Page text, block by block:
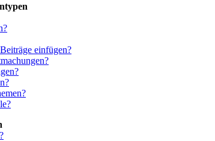
einfügen?